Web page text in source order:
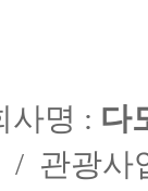
사명 : 다
/ 관광사